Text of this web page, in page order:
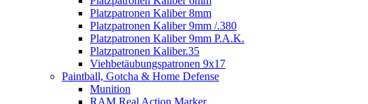
Platzpatronen Kaliber 8mm
Platzpatronen Kaliber 9mm /.380
Platzpatronen Kaliber 9mm P.A.K.
Platzpatronen Kaliber.35
Viehbetäubungspatronen 9x17
Paintball, Gotcha & Home Defense
Munition
RAM Real Action Marker